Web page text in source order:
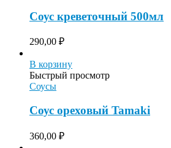
Соус креветочный 500мл
290,00 ₽
В корзину
Быстрый просмотр
Соусы
Соус ореховый Tamaki
360,00 ₽